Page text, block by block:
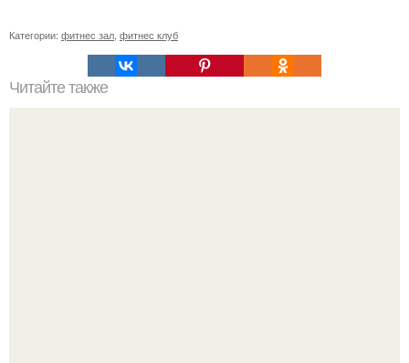
Категории: фитнес зал, фитнес клуб
Читайте также